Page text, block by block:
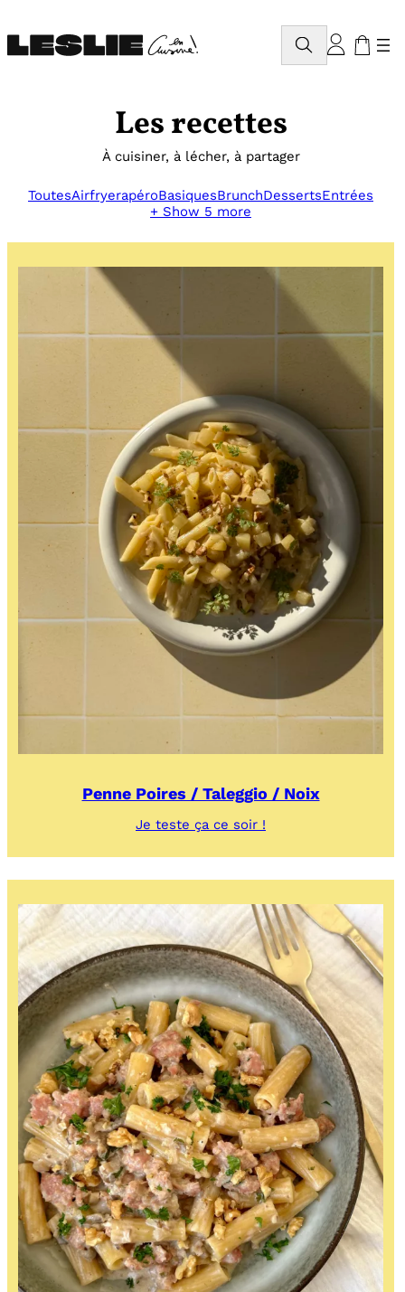
au
contenu
Rechercher
Les recettes
À cuisiner, à lécher, à partager
ToutesAirfryerapéroBasiquesBrunchDessertsEntrées
+ Show 5 more
Penne Poires / Taleggio / Noix
Je teste ça ce soir !
Poires
/
Noix